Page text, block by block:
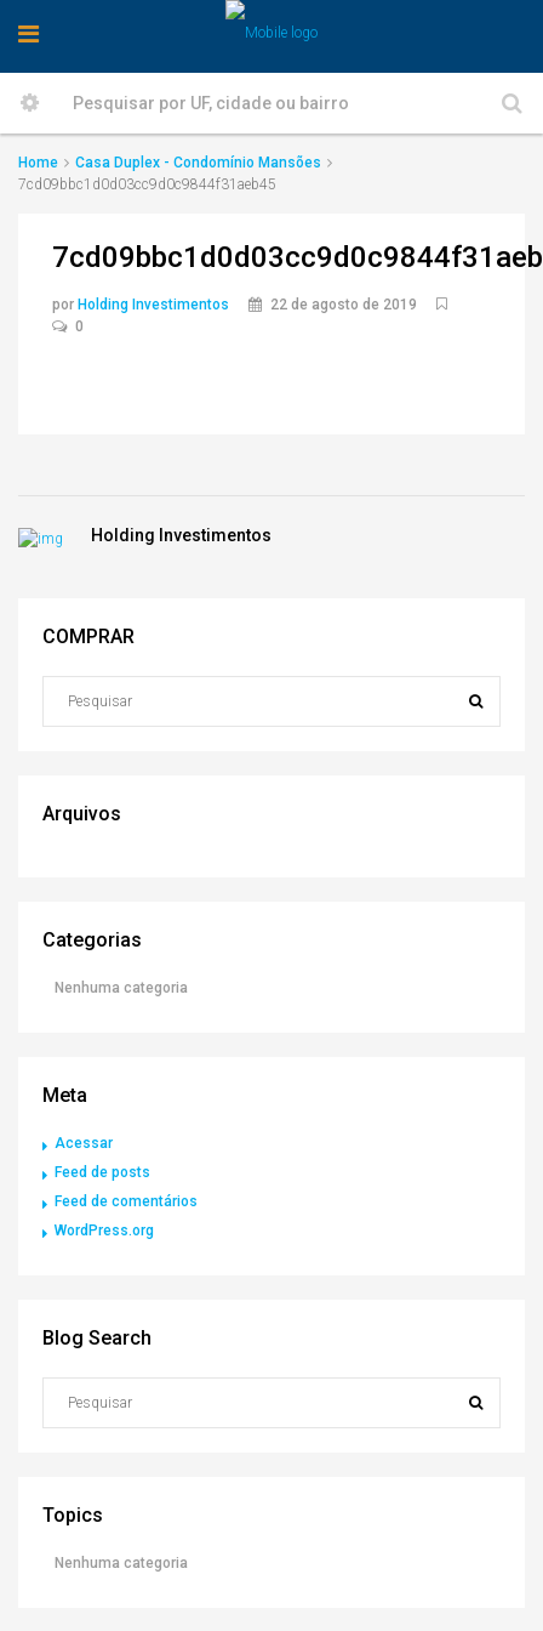
Home
Casa Duplex - Condomínio Mansões
7cd09bbc1d0d03cc9d0c9844f31aeb45
por Holding Investimentos
22 de agosto de 2019
0
Holding Investimentos
COMPRAR
Arquivos
Categorias
Nenhuma categoria
Meta
Acessar
Feed de posts
Feed de comentários
WordPress.org
Blog Search
Topics
Nenhuma categoria